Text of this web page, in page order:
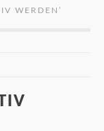
WERDEN ’